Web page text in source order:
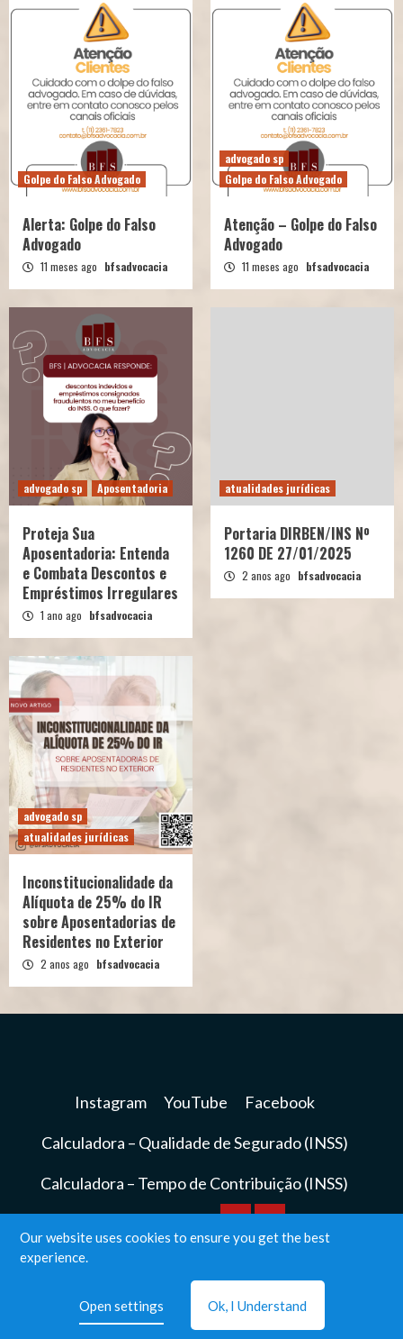
Golpe do Falso Advogado
Alerta: Golpe do Falso
Advogado
11 meses ago bfsadvocacia
advogado sp
Golpe do Falso Advogado
Atenção – Golpe do Falso
Advogado
11 meses ago bfsadvocacia
advogado sp Aposentadoria
Proteja Sua
Aposentadoria: Entenda
e Combata Descontos e
Empréstimos Irregulares
1 ano ago bfsadvocacia
atualidades jurídicas
Portaria DIRBEN/INS Nº
1260 DE 27/01/2025
2 anos ago bfsadvocacia
advogado sp
atualidades jurídicas
Inconstitucionalidade da
Alíquota de 25% do IR
sobre Aposentadorias de
Residentes no Exterior
2 anos ago bfsadvocacia
Instagram YouTube Facebook
Calculadora – Qualidade de Segurado (INSS)
Calculadora – Tempo de Contribuição (INSS)
InstagramYouTubeFacebook
CalculadoraCalculadora
BFS Advocacia© Todos os direitos reservados.
CoverNews
by AF themes.
Our website uses cookies to ensure you get the best
experience.
Open settings Ok, I Understand